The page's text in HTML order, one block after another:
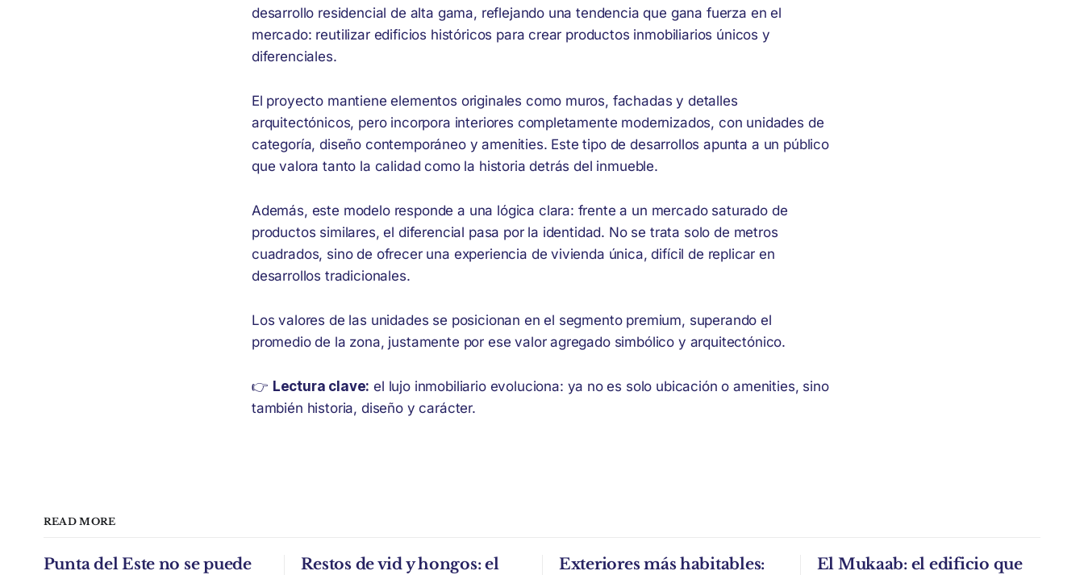
desarrollo residencial de alta gama, reflejando una tendencia que gana fuerza en el
mercado: reutilizar edificios históricos para crear productos inmobiliarios únicos y
diferenciales.
El proyecto mantiene elementos originales como muros, fachadas y detalles
arquitectónicos, pero incorpora interiores completamente modernizados, con unidades de
categoría, diseño contemporáneo y amenities. Este tipo de desarrollos apunta a un público
que valora tanto la calidad como la historia detrás del inmueble.
Además, este modelo responde a una lógica clara: frente a un mercado saturado de
productos similares, el diferencial pasa por la identidad. No se trata solo de metros
cuadrados, sino de ofrecer una experiencia de vivienda única, difícil de replicar en
desarrollos tradicionales.
Los valores de las unidades se posicionan en el segmento premium, superando el
promedio de la zona, justamente por ese valor agregado simbólico y arquitectónico.
👉 Lectura clave: el lujo inmobiliario evoluciona: ya no es solo ubicación o amenities, sino
también historia, diseño y carácter.
READ MORE
Punta del Este no se puede
Restos de vid y hongos: el
Exteriores más habitables:
El Mukaab: el edificio que